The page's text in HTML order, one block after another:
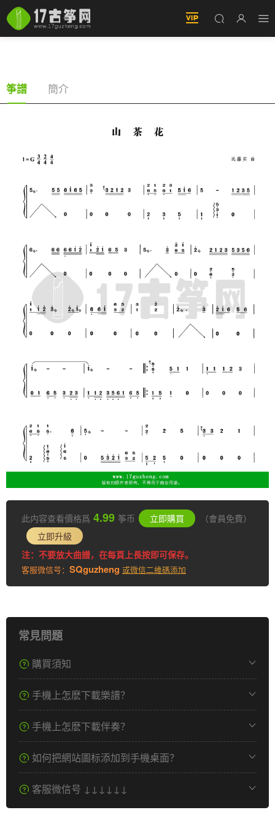
筝譜 簡介
此内容查看價格爲 4.99 筝币 立即購買
（會員免費）
立即升級
注：不要放大曲譜，在每頁上長按即可保存。
客服微信号： SQguzheng 或微信二維碼添加
常見問題
購買須知
手機上怎麽下載樂譜？
手機上怎麽下載伴奏？
如何把網站圖标添加到手機桌面？
客服微信号 ↓↓↓↓↓↓